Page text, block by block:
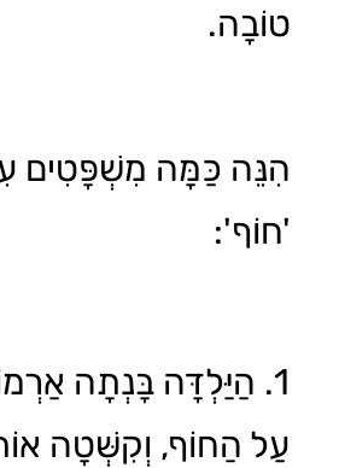
טוֹבָה.
הִנֵּה כַּמָּה מִשְׁפָּטִים
'חוֹף':
1. הַיַּלְדָּה בָּנְתָה
עַל הַחוֹף, וְקִשְּׁטָה